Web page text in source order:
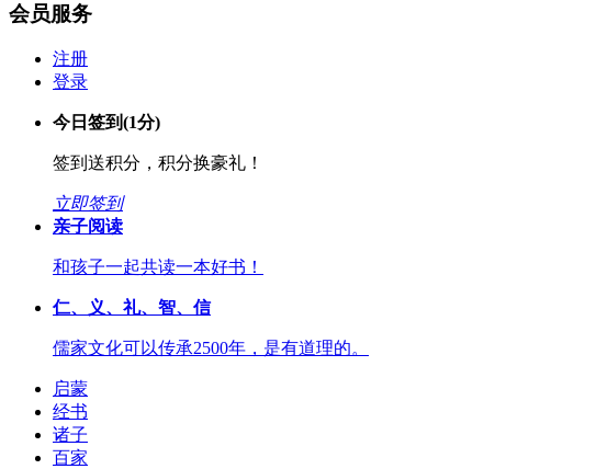
会员服务
注册
登录
今日签到(1分)
签到送积分，积分换豪礼！
立即签到
亲子阅读
和孩子一起共读一本好书！
仁、义、礼、智、信
儒家文化可以传承2500年，是有道理的。
启蒙
经书
诸子
百家